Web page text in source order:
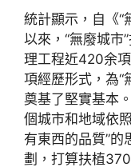
統計顯示，自《“
以來，“無廢城市
理工程近420余
項經歷形式，為“
奠基了堅實基本
個城市和地域依
有東西的品質”
劃，打算扶植